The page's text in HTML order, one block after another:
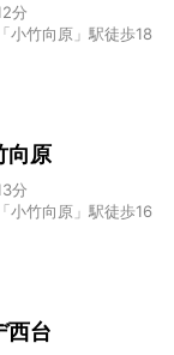
分
小竹向原」駅徒歩18
向原
分
小竹向原」駅徒歩16
西台